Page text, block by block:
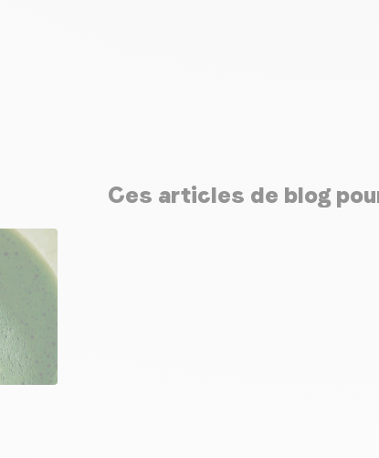
Ces articles de blog